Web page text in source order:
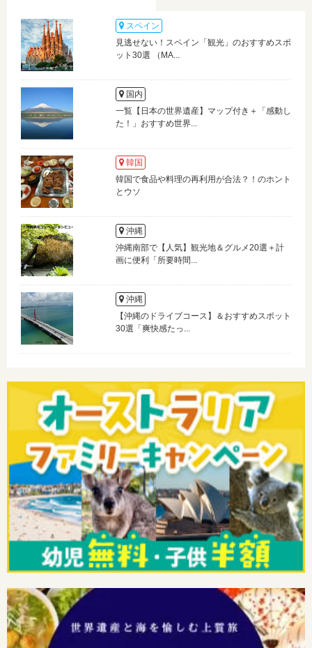
スペイン
見逃せない！スペイン「観光」のおすすめスポ
ット30選 （MA...
国内
一覧【日本の世界遺産】マップ付き＋「感動し
た！」おすすめ世界...
韓国
韓国で食品や料理の再利用が合法？！のホント
とウソ
沖縄
沖縄南部で【人気】観光地＆グルメ20選＋計
画に便利「所要時間...
沖縄
【沖縄のドライブコース】＆おすすめスポット
30選「爽快感たっ...